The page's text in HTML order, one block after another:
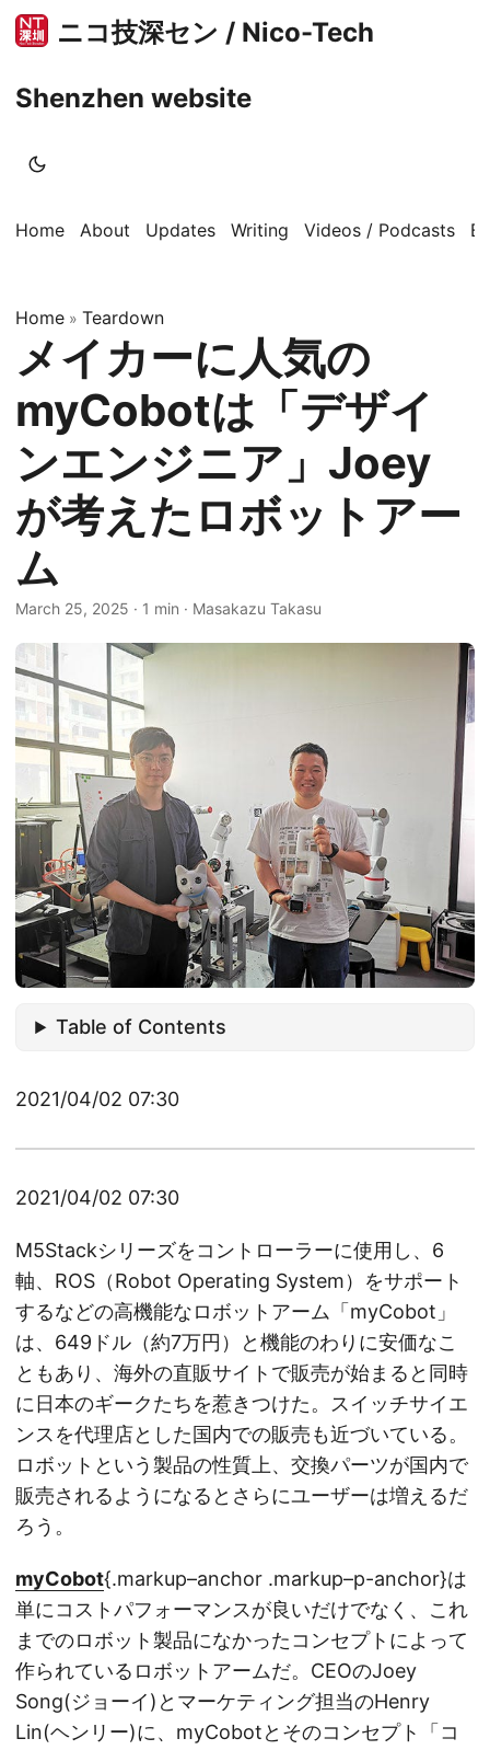
ニコ技深セン / Nico-Tech
Shenzhen website
Home About Updates Writing Videos / Podcasts
Home » Teardown
メイカーに人気の
myCobotは「デザイ
ンエンジニア」Joey
が考えたロボットアー
ム
March 25, 2025 · 1 min · Masakazu Takasu
Table of Contents
2021/04/02 07:30
2021/04/02 07:30
M5Stackシリーズをコントローラーに使用し、6
軸、ROS（Robot Operating System）をサポート
するなどの高機能なロボットアーム「myCobot」
は、649ドル（約7万円）と機能のわりに安価なこ
ともあり、海外の直販サイトで販売が始まると同時
に日本のギークたちを惹きつけた。スイッチサイエ
ンスを代理店とした国内での販売も近づいている。
ロボットという製品の性質上、交換パーツが国内で
販売されるようになるとさらにユーザーは増えるだ
ろう。
myCobot{.markup–anchor .markup–p-anchor}は
単にコストパフォーマンスが良いだけでなく、これ
までのロボット製品になかったコンセプトによって
作られているロボットアームだ。CEOのJoey
Song(ジョーイ)とマーケティング担当のHenry
Lin(ヘンリー)に、myCobotとそのコンセプト「コ